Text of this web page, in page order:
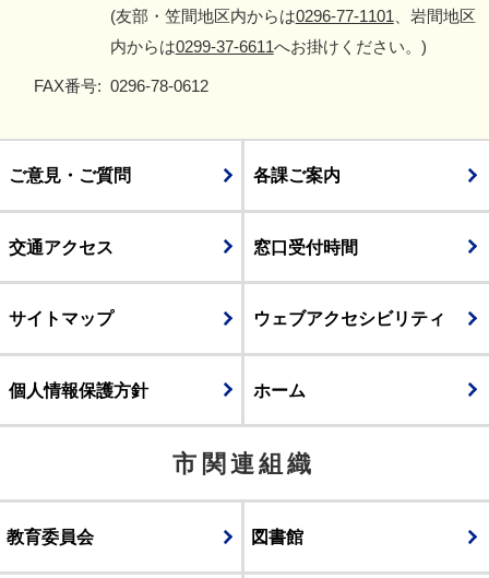
(友部・笠間地区内からは0296-77-1101 、岩間地区
内からは0299-37-6611へお掛けください。)
FAX番号: 0296-78-0612
ご意見・ご質問 各課ご案内
交通アクセス 窓口受付時間
サイトマップ ウェブアクセシビリティ
個人情報保護方針 ホーム
市関連組織
教育委員会 図書館